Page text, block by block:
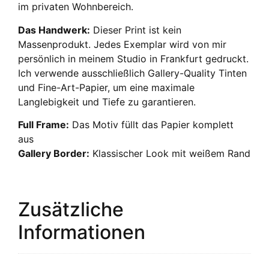
im privaten Wohnbereich.
Das Handwerk: Dieser Print ist kein
Massenprodukt. Jedes Exemplar wird von mir
persönlich in meinem Studio in Frankfurt gedruckt.
Ich verwende ausschließlich Gallery-Quality Tinten
und Fine-Art-Papier, um eine maximale
Langlebigkeit und Tiefe zu garantieren.
Full Frame: Das Motiv füllt das Papier komplett
aus
Gallery Border: Klassischer Look mit weißem Rand
Zusätzliche
Informationen